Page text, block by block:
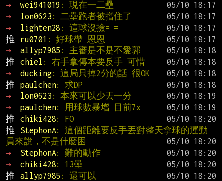
→
wei941019 : 現在一二壘
→
lon0623 : 二壘跑者被擋住了
→
lighten28 : 這球沒撿= =
推
ru0701 : 好球帶 恩恩
→
allyp7985 : 主審是不是不愛郭
推
chiel : 右手拿傳本要反手 可惜
→
ducking: 這局只掉2分的話 很OK
推
paulchen: 求DP
→
lon0623 : 本來可以少丟一分
→
paulchen: 用球數暴增 目前7x
推
chiki428 : FO
推
StephonA: 這個距離要反手丟對整天拿球的運動
員來說，不是什麼困
→
StephonA: 難的動作
→
chiki428 : 13壘
推
allyp7985 : 還可以